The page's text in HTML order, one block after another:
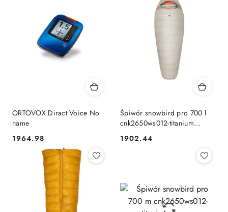
ORTOVOX Diract Voice No
name
Cena:
1964.98
Śpiwór snowbird pro 700 l
cnk2650ws012-titanium
orange NATUREHIKE
Naturehike
Cena:
1902.44